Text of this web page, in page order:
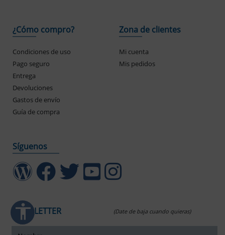
¿Cómo compro?
Condiciones de uso
Pago seguro
Entrega
Devoluciones
Gastos de envío
Guía de compra
Zona de clientes
Mi cuenta
Mis pedidos
Síguenos
NEWSLETTER (Date de baja cuando quieras)
accessibility
interlineado
colores
grande
(TDAH)
de Accesibilidad